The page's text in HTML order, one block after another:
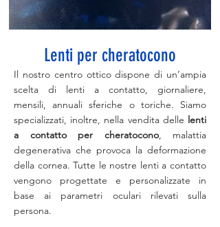
Lenti per cheratocono
Il nostro centro ottico dispone di un’ampia
scelta di lenti a contatto, giornaliere,
mensili, annuali sferiche o toriche. Siamo
specializzati, inoltre, nella vendita delle lenti
a contatto per cheratocono, malattia
degenerativa che provoca la deformazione
della cornea. Tutte le nostre lenti a contatto
vengono progettate e personalizzate in
base ai parametri oculari rilevati sulla
persona.